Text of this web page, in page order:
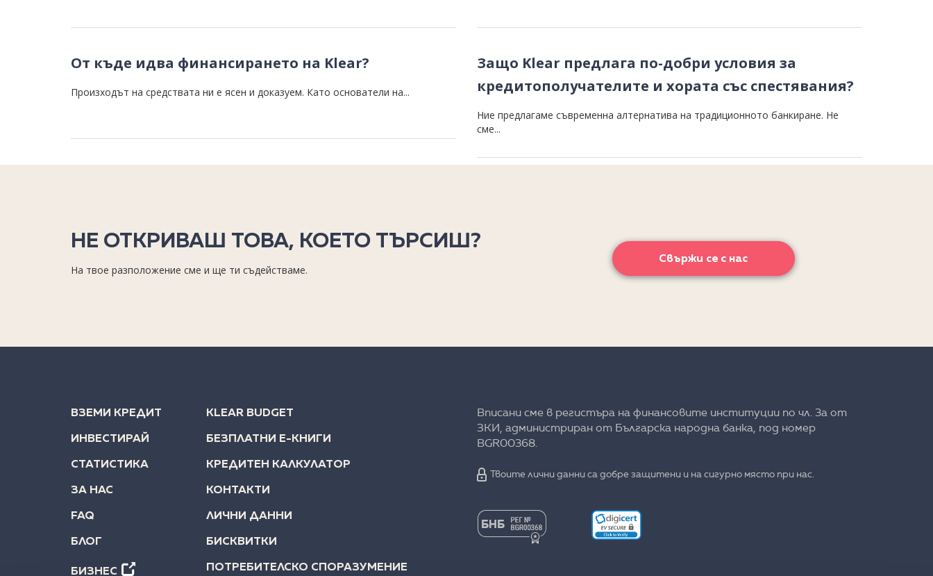
От къде идва финансирането на Klear?
Произходът на средствата ни е ясен и доказуем. Като основатели на...
Защо Klear предлага по-добри условия за
кредитополучателите и хората със спестявания?
Ние предлагаме съвременна алтернатива на традиционното банкиране. Не
сме...
НЕ ОТКРИВАШ ТОВА, КОЕТО ТЪРСИШ?
На твое разположение сме и ще ти съдействаме.
Свържи се с нас
ВЗЕМИ КРЕДИТ
ИНВЕСТИРАЙ
СТАТИСТИКА
ЗА НАС
FAQ
БЛОГ
БИЗНЕС
KLEAR BUDGET
БЕЗПЛАТНИ Е-КНИГИ
КРЕДИТЕН КАЛКУЛАТОР
КОНТАКТИ
ЛИЧНИ ДАННИ
БИСКВИТКИ
ПОТРЕБИТЕЛСКО СПОРАЗУМЕНИЕ
Вписани сме в регистъра на финансовите институции по чл. 3а от
ЗКИ, администриран от Българска народна банка, под номер
BGR00368.
Твоите лични данни са добре защитени и на сигурно място при нас.